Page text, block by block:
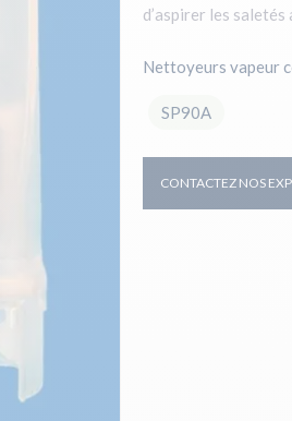
d’aspirer les
Nettoyeurs vapeur
CONTACTEZ NOS